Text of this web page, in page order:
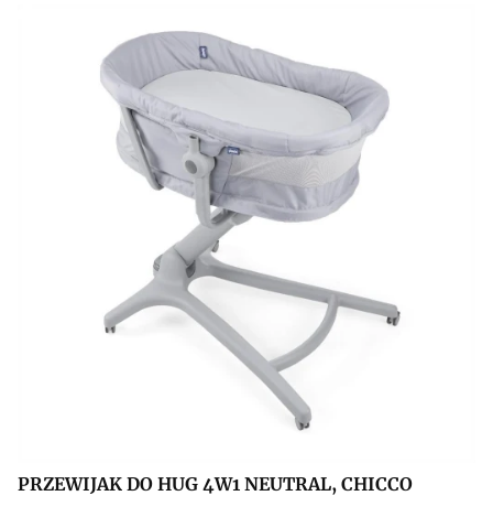
PRZEWIJAK DO HUG 4W1 NEUTRAL, CHICCO